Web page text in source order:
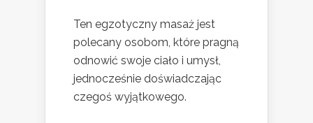
Ten egzotyczny masaż jest
polecany osobom, które pragną
odnowić swoje ciało i umysł,
jednocześnie doświadczając
czegoś wyjątkowego.